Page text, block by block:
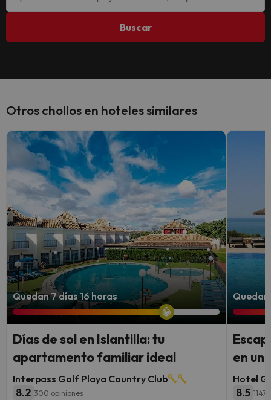
Buscar
Otros chollos en hoteles similares
Quedan 7 días 16 horas
Días de sol en Islantilla: tu
apartamento familiar ideal
Interpass Golf Playa Country Club
8.2 300 opiniones
en un
Hotel
8.5 1147